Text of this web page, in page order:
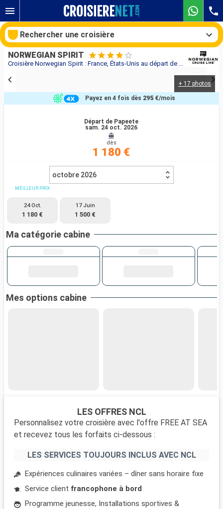
Croisière Norwegian Spirit : France, États-Unis au départ de Papeete
NORWEGIAN SPIRIT
+ 17 photos
Départ de Papeete
sam. 24 oct. 2026
dès
1 180 €
Payez en 4 fois dès 295 €/mois
octobre 2026
MEILLEUR PRIX
24 Oct.
1 180 €
17 Juin
1 500 €
Ma catégorie cabine
Mes options cabine
LES OFFRES NCL
Personnalisez votre croisière avec l'offre FREE AT SEA
et recevez tous les forfaits ci-dessous :
LES SERVICES TOUJOURS INCLUS AVEC NCL
Expériences culinaires variées – dîner sans horaire fixe
Service client francophone à bord
Programme jeunesse, Installations sportives &
Rechercher une croisière
Rechercher